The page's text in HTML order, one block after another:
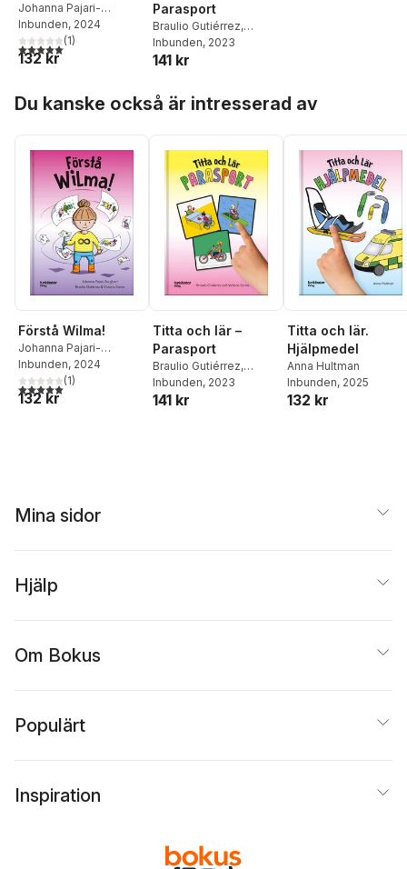
Johanna Pajari-
Berglund, Braulio
Gutiérrez,Victoria Sarria
Inbunden, 2024
5,0utav 5 stjärnor. Totalt antal röster:
(1)
132 kr
Parasport
Braulio Gutiérrez,
Victoria Sarria
Inbunden, 2023
141 kr
Du kanske också är intresserad av
Förstå Wilma!
Johanna Pajari-
Berglund, Braulio
Gutiérrez,Victoria Sarria
Inbunden, 2024
5,0utav 5 stjärnor. Totalt antal röster:
(1)
132 kr
Titta och lär –
Parasport
Braulio Gutiérrez,
Victoria Sarria
Inbunden, 2023
141 kr
Titta och lär.
Hjälpmedel
Anna Hultman
Inbunden, 2025
132 kr
Mina sidor
Hjälp
Om Bokus
Populärt
Inspiration